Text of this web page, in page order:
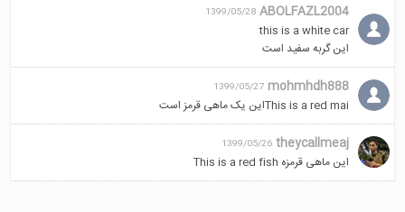
ABOLFAZL2004
1399/05/28
this is a white car
این گربه سفید است
mohmhdh888
1399/05/27
This is a red maiاین یک ماهی قرمز است
theycallmeaj
1399/05/26
این ماهی قرمزه This is a red fish